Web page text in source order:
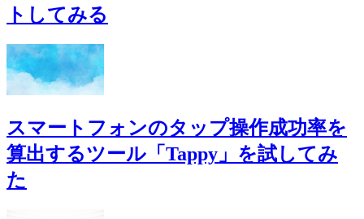
トしてみる
スマートフォンのタップ操作成功率を
算出するツール「Tappy」を試してみ
た